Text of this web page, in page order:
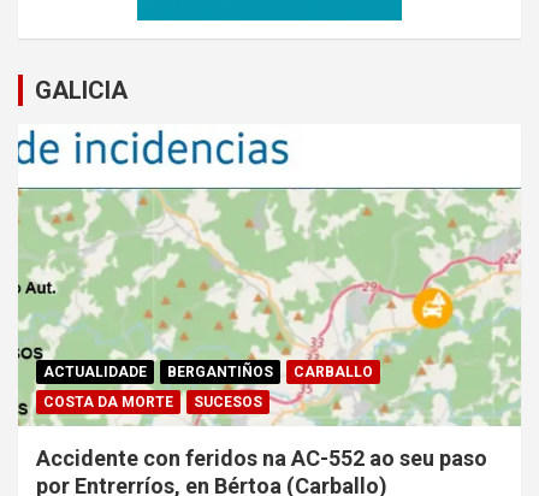
GALICIA
ACTUALIDADE BERGANTIÑOS
CARBALLO
COSTA DA MORTE
SUCESOS
Accidente con feridos na AC-552 ao seu paso
por Entrerríos, en Bértoa (Carballo)